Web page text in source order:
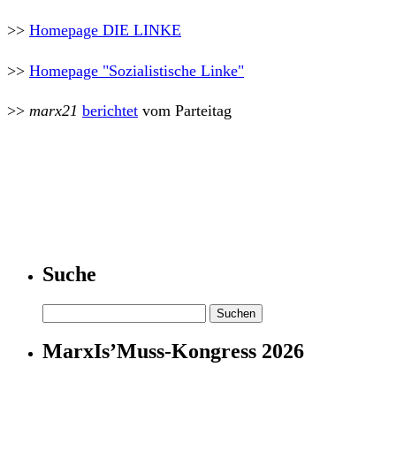
>> Homepage DIE LINKE
>> Homepage "Sozialistische Linke"
>> marx21 berichtet vom Parteitag
Suche
nach:
MarxIs’Muss-Kongress 2026